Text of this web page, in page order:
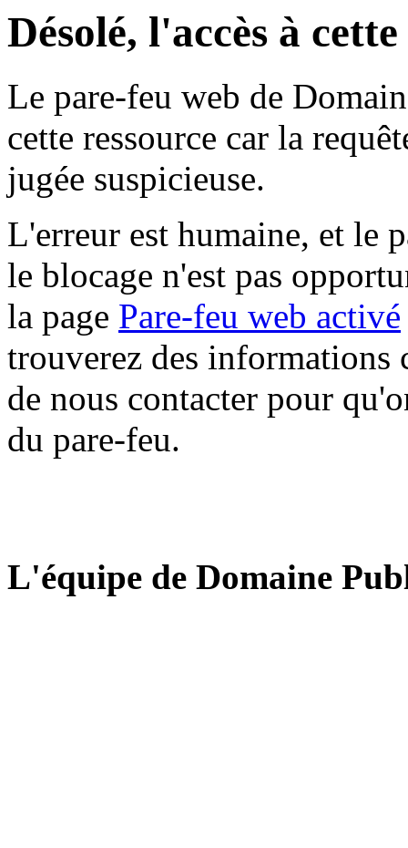
Désolé, l'accès à
Le pare-feu web de
cette ressource car la
jugée suspicieuse.
L'erreur est humaine, et le
le blocage n'est pas
la page Pare-feu web activé
trouverez des informations
de nous contacter pour
du pare-feu.
L'équipe de Domaine